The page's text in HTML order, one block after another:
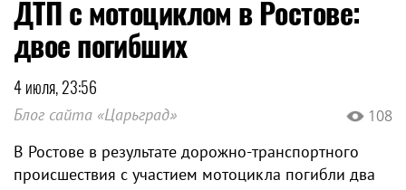
ДТП с мотоциклом в Ростове:
двое погибших
4 июля, 23:56
Блог сайта «Царьград» 108
В Ростове в результате дорожно-транспортного
происшествия с участием мотоцикла погибли два